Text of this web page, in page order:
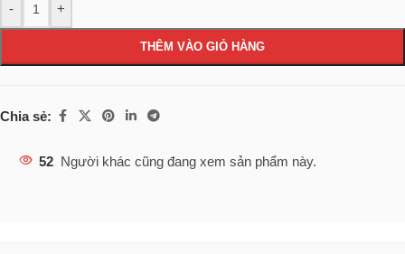
- +
THÊM VÀO GIỎ HÀNG
Chia sẻ:
52 Người khác cũng đang xem sản phẩm này.